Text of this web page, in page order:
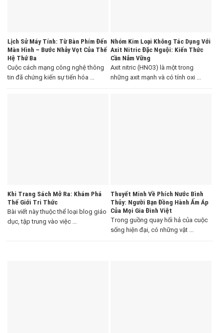
Lịch Sử Máy Tính: Từ Bàn Phím Đến
Màn Hình – Bước Nhảy Vọt Của Thế
Hệ Thứ Ba
Cuộc cách mạng công nghệ thông
tin đã chứng kiến sự tiến hóa ...
Nhóm Kim Loại Không Tác Dụng Với
Axit Nitric Đặc Nguội: Kiến Thức
Cần Nắm Vững
Axit nitric (HNO3) là một trong
những axit mạnh và có tính oxi ...
Khi Trang Sách Mở Ra: Khám Phá
Thế Giới Tri Thức
Bài viết này thuộc thể loại blog giáo
dục, tập trung vào việc ...
Thuyết Minh Về Phích Nước Bình
Thủy: Người Bạn Đồng Hành Ấm Áp
Của Mọi Gia Đình Việt
Trong guồng quay hối hả của cuộc
sống hiện đại, có những vật ...